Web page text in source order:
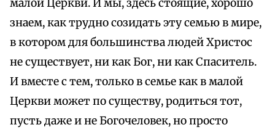
малой Церкви. И мы, здесь стоящие, хорошо
знаем, как трудно созидать эту семью в мире,
в котором для большинства людей Христос
не существует, ни как Бог, ни как Спаситель.
И вместе с тем, только в семье как в малой
Церкви может по существу, родиться тот,
пусть даже и не Богочеловек, но просто